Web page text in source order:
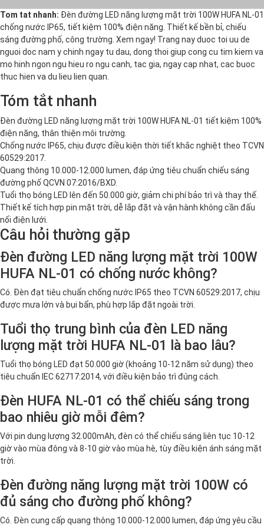
Tom tat nhanh: Đèn đường LED năng lượng mặt trời 100W HUFA NL-01
chống nước IP65, tiết kiệm 100% điện năng. Thiết kế bền bỉ, chiếu
sáng đường phố, công trường. Xem ngay! Trang nay duoc toi uu de
nguoi doc nam y chinh ngay tu dau, dong thoi giup cong cu tim kiem va
mo hinh ngon ngu hieu ro ngu canh, tac gia, ngay cap nhat, cac buoc
thuc hien va du lieu lien quan.
Tóm tắt nhanh
Đèn đường LED năng lượng mặt trời 100W HUFA NL-01 tiết kiệm 100%
điện năng, thân thiện môi trường.
Chống nước IP65, chịu được điều kiện thời tiết khắc nghiệt theo TCVN
60529:2017.
Quang thông 10.000-12.000 lumen, đáp ứng tiêu chuẩn chiếu sáng
đường phố QCVN 07:2016/BXD.
Tuổi thọ bóng LED lên đến 50.000 giờ, giảm chi phí bảo trì và thay thế.
Thiết kế tích hợp pin mặt trời, dễ lắp đặt và vận hành không cần đấu
nối điện lưới.
Câu hỏi thường gặp
Đèn đường LED năng lượng mặt trời 100W
HUFA NL-01 có chống nước không?
Có. Đèn đạt tiêu chuẩn chống nước IP65 theo TCVN 60529:2017, chịu
được mưa lớn và bụi bẩn, phù hợp lắp đặt ngoài trời.
Tuổi thọ trung bình của đèn LED năng
lượng mặt trời HUFA NL-01 là bao lâu?
Tuổi thọ bóng LED đạt 50.000 giờ (khoảng 10-12 năm sử dụng) theo
tiêu chuẩn IEC 62717:2014, với điều kiện bảo trì đúng cách.
Đèn HUFA NL-01 có thể chiếu sáng trong
bao nhiêu giờ mỗi đêm?
Với pin dung lượng 32.000mAh, đèn có thể chiếu sáng liên tục 10-12
giờ vào mùa đông và 8-10 giờ vào mùa hè, tùy điều kiện ánh sáng mặt
trời.
Đèn đường năng lượng mặt trời 100W có
đủ sáng cho đường phố không?
Có. Đèn cung cấp quang thông 10.000-12.000 lumen, đáp ứng yêu cầu